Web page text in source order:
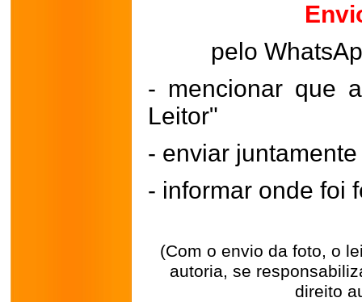
pelo
- mencionar que
Leitor"
- enviar
- informar onde foi
(Com o envio da foto, o
autoria, se
direito